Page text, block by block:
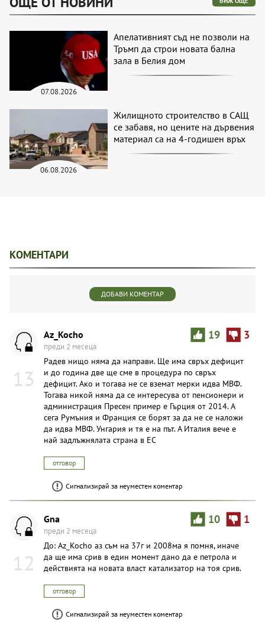
07.08.2026
Апелативният съд не позволи на
Тръмп да строи новата бална
зала в Белия дом
06.08.2026
Жилищното строителство в САЩ
се забавя, но цените на дървения
материал са на 4-годишен връх
КОМЕНТАРИ
ДОБАВИ КОМЕНТАР
13
19 3
Az_Kocho
преди 2 месеца
Радев нищо няма да направи. Ще има свръх дефицит
и до година две ще сме в процедура по свръх
дефицит. Ако и тогава не се вземат мерки идва МВФ.
Тогава никой няма да се интересува от пенсионери и
администрация Пресен пример е Гърция от 2014. А
сега Румъния и Франция се борят за да не се наложи
да идва МВФ. Унгария и тя е на път. А Италия вече е
най задлъжнялата страна в ЕС
отговор
Сигнализирай за неуместен коментар
12
10 1
Gna
преди 2 месеца
До: Az_Kocho аз съм на 37г и 2008ма я помня, иначе
да ще има срив в един момент дано да е петрола и
действията на новата власт катализатор на тоя срив.
отговор
Сигнализирай за неуместен коментар